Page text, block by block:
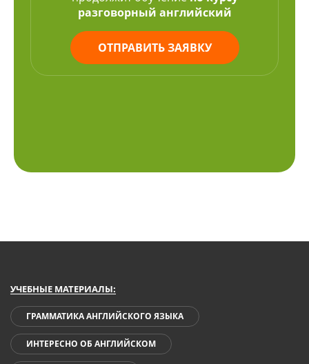
разговорный английский
ОТПРАВИТЬ ЗАЯВКУ
УЧЕБНЫЕ МАТЕРИАЛЫ:
ГРАММАТИКА АНГЛИЙСКОГО ЯЗЫКА
ИНТЕРЕСНО ОБ АНГЛИЙСКОМ